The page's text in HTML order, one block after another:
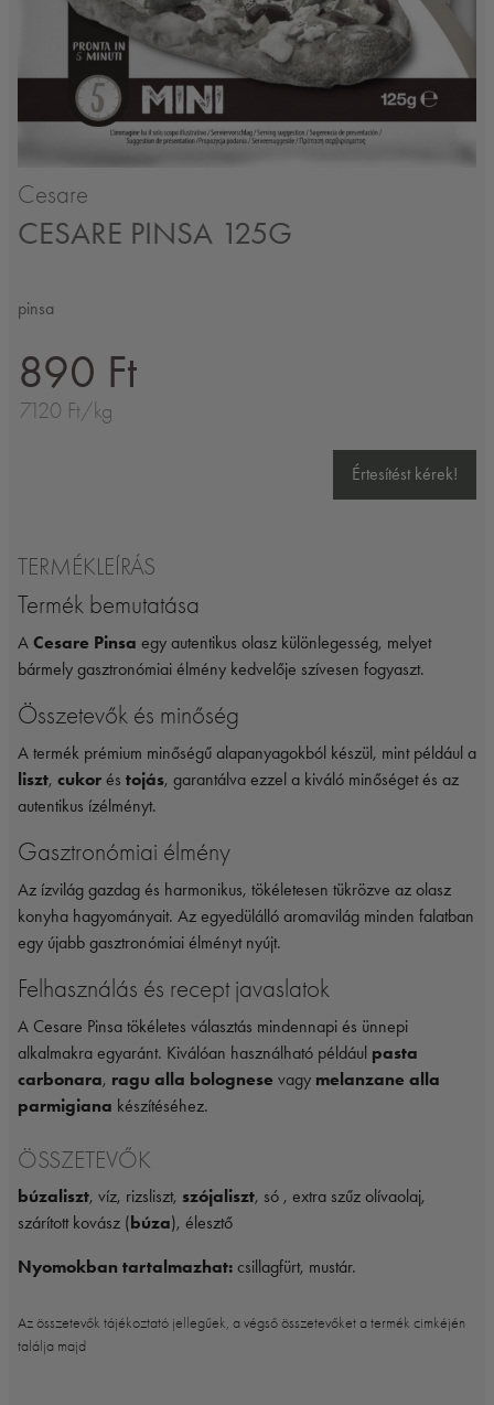
Cesare
CESARE PINSA 125G
pinsa
890 Ft
7120 Ft/kg
Értesítést kérek!
TERMÉKLEÍRÁS
Termék bemutatása
A Cesare Pinsa egy autentikus olasz különlegesség, melyet
bármely gasztronómiai élmény kedvelője szívesen fogyaszt.
Összetevők és minőség
A termék prémium minőségű alapanyagokból készül, mint például a
liszt, cukor és tojás, garantálva ezzel a kiváló minőséget és az
autentikus ízélményt.
Gasztronómiai élmény
Az ízvilág gazdag és harmonikus, tökéletesen tükrözve az olasz
konyha hagyományait. Az egyedülálló aromavilág minden falatban
egy újabb gasztronómiai élményt nyújt.
Felhasználás és recept javaslatok
A Cesare Pinsa tökéletes választás mindennapi és ünnepi
alkalmakra egyaránt. Kiválóan használható például pasta
carbonara, ragu alla bolognese vagy melanzane alla
parmigiana készítéséhez.
ÖSSZETEVŐK
búzaliszt, víz, rizsliszt, szójaliszt, só , extra szűz olívaolaj,
szárított kovász (búza), élesztő
Nyomokban tartalmazhat: csillagfürt, mustár.
Az összetevők tájékoztató jellegűek, a végső összetevőket a termék cimkéjén
találja majd